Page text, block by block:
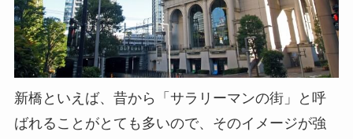
新橋といえば、昔から「サラリーマンの街」と呼
ばれることがとても多いので、そのイメージが強